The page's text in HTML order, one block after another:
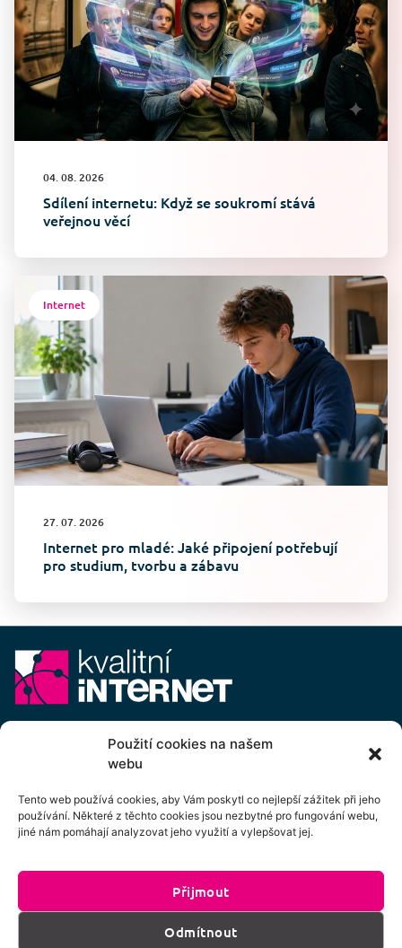
Použití cookies na našem
webu
Tento web používá cookies, aby Vám poskytl co nejlepší zážitek při jeho
používání. Některé z těchto cookies jsou nezbytné pro fungování webu,
jiné nám pomáhají analyzovat jeho využití a vylepšovat jej.
Přijmout
Odmítnout
04. 08. 2026
Sdílení internetu: Když se soukromí stává
veřejnou věcí
Internet
27. 07. 2026
Internet pro mladé: Jaké připojení potřebují
pro studium, tvorbu a zábavu
info@kvalitni-internet.cz
pobočného spolku Kvalitní internet ICTP, z.s.
Cenový výměr pobočného spolku Kvalitní internet ICTP, z.s.
Přihlášení k odběru newsletteru
Kliknutím na tlačítko souhlasíte se zpracováním
os. údajů dle podmínek uvedených